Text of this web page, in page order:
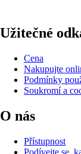
Užitečné
Cena
Nakupujte
Podmínky
Soukromí a
O nás
Přístupnost
Podívejte se,